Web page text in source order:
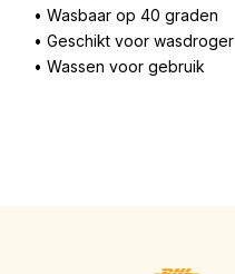
• Wasbaar op 40 graden
• Geschikt voor wasdroger
• Wassen voor gebruik